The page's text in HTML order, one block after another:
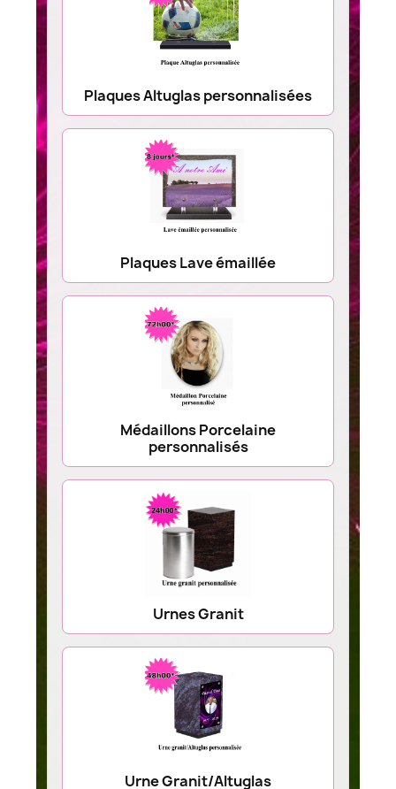
Plaques Altuglas personnalisées
Plaques Lave émaillée
Médaillons Porcelaine
personnalisés
Urnes Granit
Urne Granit/Altuglas